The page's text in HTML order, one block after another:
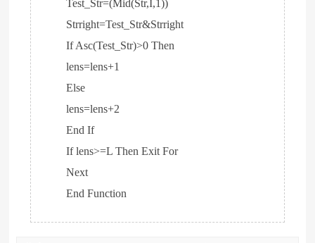
Test_Str=(Mid(Str,I,1))
Strright=Test_Str&Strright
If Asc(Test_Str)>0 Then
lens=lens+1
Else
lens=lens+2
End If
If lens>=L Then Exit For
Next
End Function